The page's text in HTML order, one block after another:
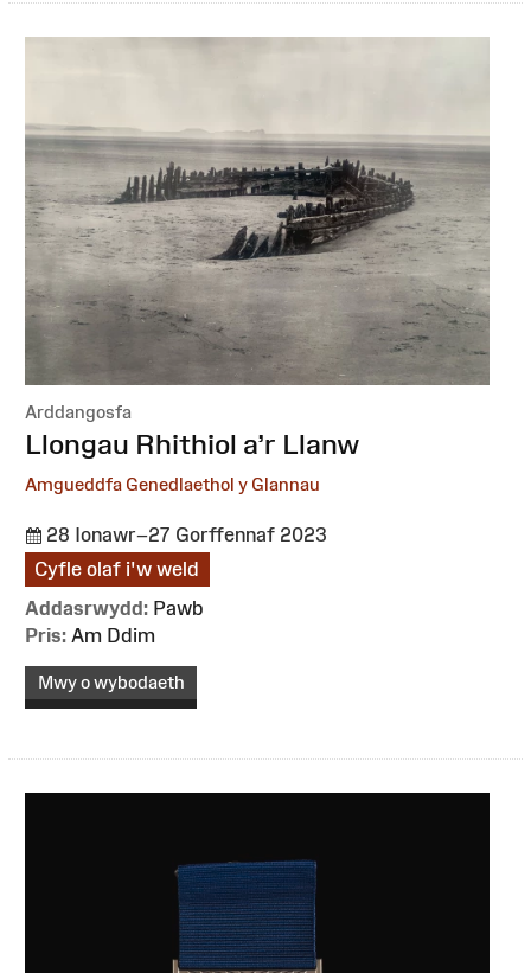
Arddangosfa
:Llongau Rhithiol a’r Llanw
Amgueddfa Genedlaethol y Glannau
28 Ionawr–27 Gorffennaf 2023
Cyfle olaf i'w weld
Addasrwydd: Pawb
Pris: Am Ddim
Mwy o wybodaeth